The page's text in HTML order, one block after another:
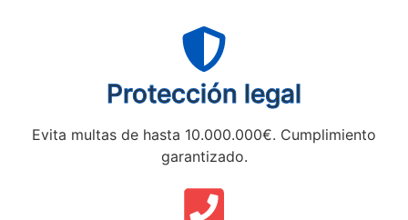
Protección legal
Evita multas de hasta 10.000.000€. Cumplimiento
garantizado.